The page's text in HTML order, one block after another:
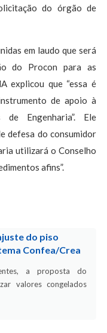
do órgão de
em laudo que será
do Procon para as
explicou que “essa é
de apoio à
de Engenharia”. Ele
defesa do consumidor
utilizará o Conselho
afins”.
do piso
Confea/Crea
a proposta do
valores congelados